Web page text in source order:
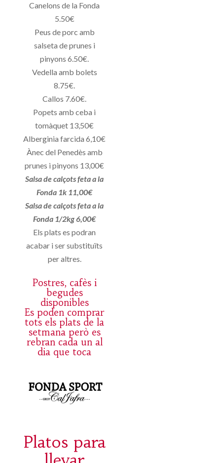
Canelons de la Fonda
5.50€
Peus de porc amb
salseta de prunes i
pinyons 6.50€.
Vedella amb bolets
8.75€.
Callos 7.60€.
Popets amb ceba i
tomàquet 13,50€
Alberginia farcida 6,10€
Ànec del Penedès amb
prunes i pinyons 13,00€
Salsa de calçots feta a la
Fonda 1k 11,00€
Salsa de calçots feta a la
Fonda 1/2kg 6,00€
Els plats es podran
acabar i ser substituïts
per altres.
Postres, cafès i
begudes
disponibles
Es poden comprar
tots els plats de la
setmana però es
rebran cada un al
dia que toca
Platos para